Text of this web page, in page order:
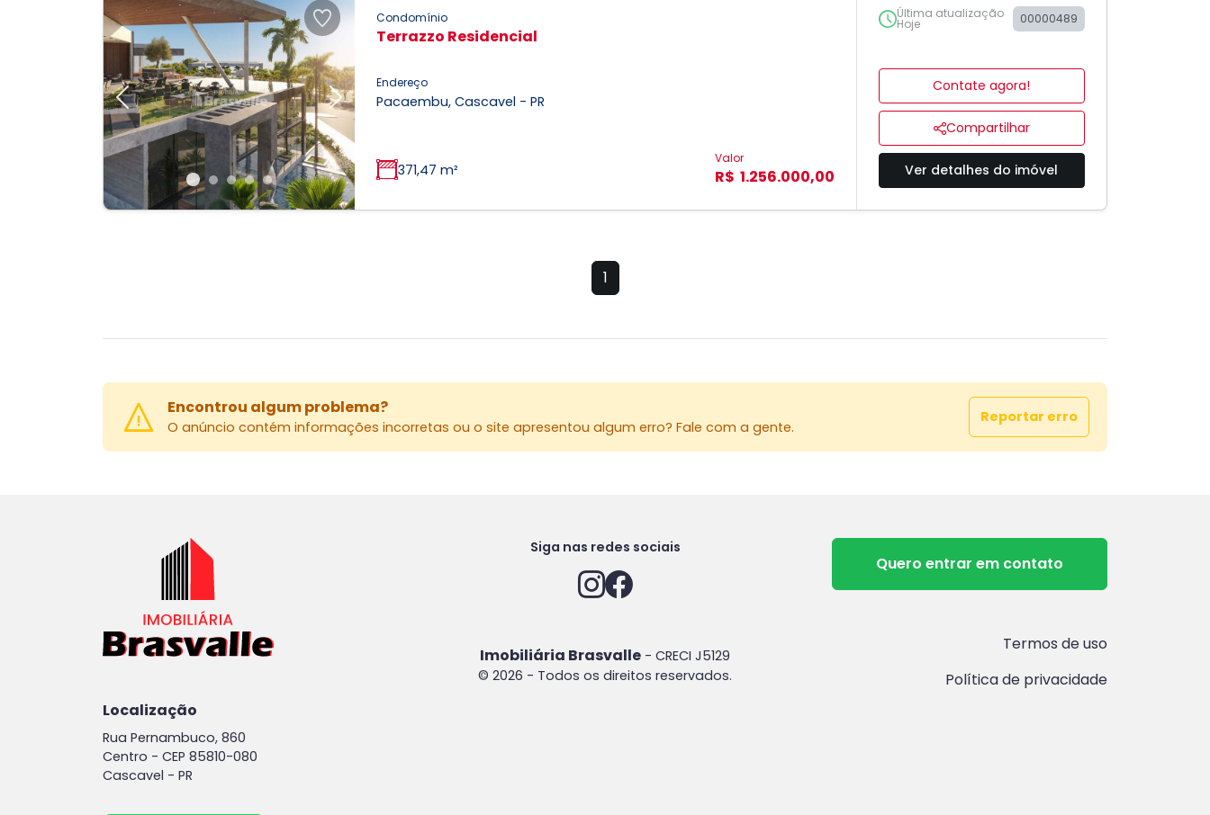
Previous Next
Condomínio
Terrazzo Residencial
Endereço
Pacaembu, Cascavel - PR
371,47 m²
Valor
R$ 1.256.000,00
Última atualização
Hoje 00000489
Contate agora!
Compartilhar
Ver detalhes do imóvel
1
Encontrou algum problema?
O anúncio contém informações incorretas ou o site apresentou algum erro? Fale com a gente.
Reportar erro
Localização
Rua Pernambuco, 860
Centro - CEP 85810-080
Cascavel - PR
Siga nas redes sociais
Imobiliária Brasvalle - CRECI J5129
© 2026 - Todos os direitos reservados.
Quero entrar em contato
Termos de uso
Política de privacidade